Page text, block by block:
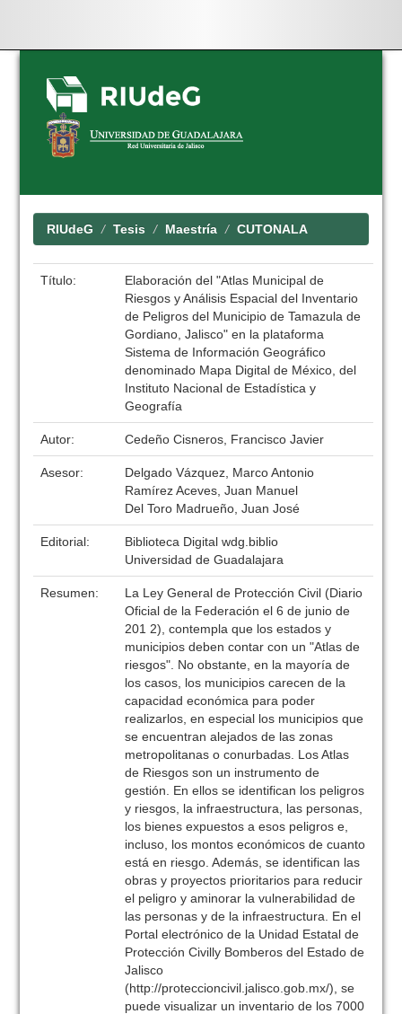
Skip
navigation
RIUdeG Tesis Maestría CUTONALA
Título:
Elaboración del "Atlas Municipal de
Riesgos y Análisis Espacial del Inventario
de Peligros del Municipio de Tamazula de
Gordiano, Jalisco" en la plataforma
Sistema de Información Geográfico
denominado Mapa Digital de México, del
Instituto Nacional de Estadística y
Geografía
Autor: Cedeño Cisneros, Francisco Javier
Asesor:
Delgado Vázquez, Marco Antonio
Ramírez Aceves, Juan Manuel
Del Toro Madrueño, Juan José
Editorial:
Biblioteca Digital wdg.biblio
Universidad de Guadalajara
Resumen:
La Ley General de Protección Civil (Diario
Oficial de la Federación el 6 de junio de
201 2), contempla que los estados y
municipios deben contar con un "Atlas de
riesgos". No obstante, en la mayoría de
los casos, los municipios carecen de la
capacidad económica para poder
realizarlos, en especial los municipios que
se encuentran alejados de las zonas
metropolitanas o conurbadas. Los Atlas
de Riesgos son un instrumento de
gestión. En ellos se identifican los peligros
y riesgos, la infraestructura, las personas,
los bienes expuestos a esos peligros e,
incluso, los montos económicos de cuanto
está en riesgo. Además, se identifican las
obras y proyectos prioritarios para reducir
el peligro y aminorar la vulnerabilidad de
las personas y de la infraestructura. En el
Portal electrónico de la Unidad Estatal de
Protección Civilly Bomberos del Estado de
Jalisco
(http://proteccioncivil.jalisco.gob.mx/), se
puede visualizar un inventario de los 7000